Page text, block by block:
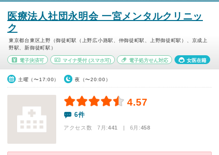
医療法人社団永明会 一宮メンタルクリニッ
ク
東京都台東区上野（御徒町駅（上野広小路駅、仲御徒町駅、上野御徒町駅）、京成上
野駅、新御徒町駅）
電子決済可 マイナ受付(スマホ可) 電子処方せん対応 女医在籍
土曜（〜17:00） 夜（〜20:00）
4.57
6件
アクセス数 7月:441 | 6月:458